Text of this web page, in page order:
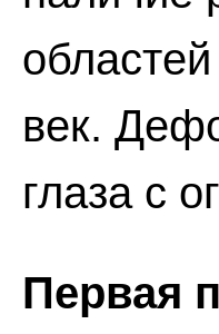
век.
глаза с
Первая